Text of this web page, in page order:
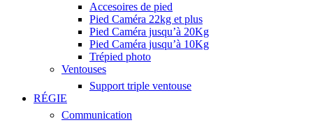
Accesoires de pied
Pied Caméra 22kg et plus
Pied Caméra jusqu’à 20Kg
Pied Caméra jusqu’à 10Kg
Trépied photo
Ventouses
Support triple ventouse
RÉGIE
Communication